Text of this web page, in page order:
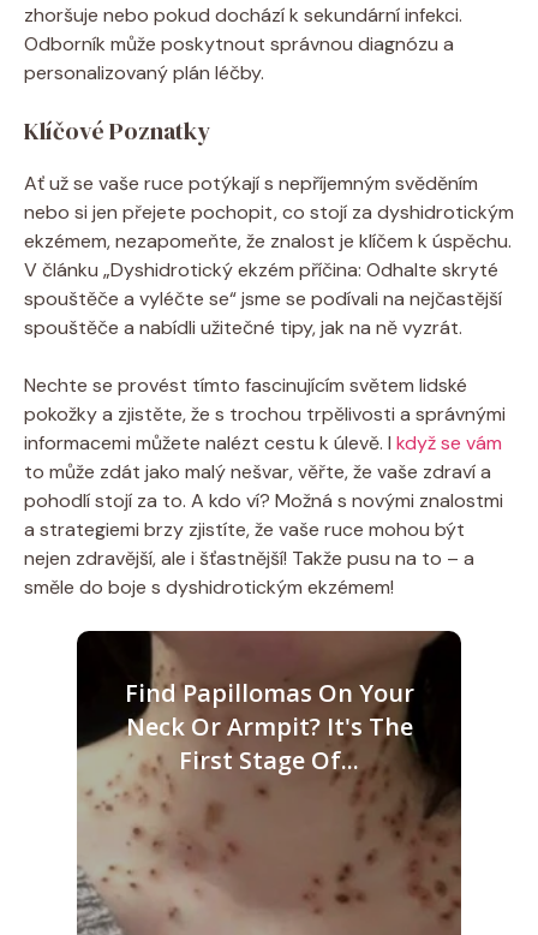
zhoršuje nebo pokud dochází‍ k sekundární⁣ infekci.​
Odborník může ‌poskytnout správnou diagnózu a
personalizovaný plán⁢ léčby. ‍
Klíčové Poznatky
Ať už⁣ se vaše ruce ‌potýkají s nepříjemným⁣ svěděním
nebo si jen přejete ⁤pochopit, co stojí za⁤ dyshidrotickým
ekzémem,⁢ nezapomeňte, že znalost je klíčem⁢ k ⁤úspěchu.
​V článku „Dyshidrotický ekzém ⁤příčina: Odhalte⁢ skryté
spouštěče a vyléčte se“⁣ jsme se​ podívali na nejčastější
spouštěče ​a nabídli užitečné ​tipy, jak na ně vyzrát. ⁣
Nechte se provést tímto fascinujícím světem​ lidské
pokožky a zjistěte, že s trochou trpělivosti a správnými
informacemi můžete ⁢nalézt ⁢cestu‍ k úlevě. I když se vám
to​ může zdát jako malý nešvar,‌ věřte, že vaše zdraví a ​
pohodlí stojí za to. A kdo ví? Možná‍ s novými‌ znalostmi
a strategiemi brzy ⁢zjistíte, že⁤ vaše ruce mohou být
nejen⁢ zdravější, ale i šťastnější! Takže pusu na to – a‌
směle do boje⁢ s dyshidrotickým ekzémem!
Find Papillomas On Your
Neck Or Armpit? It's The
First Stage Of...